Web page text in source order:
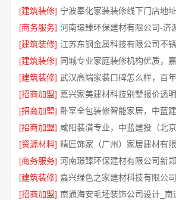
[建筑装修]
[商务服务] 河南璟臻环保建材有限公司-济
[建筑装修]
[建筑装修]
[建筑装修]
[招商加盟] 嘉兴家美建材科技别墅报价透
[招商加盟]
[招商加盟]
[资源材料] 精匠饰家（广州）家居建材有
[商务服务]
[建筑装修]
[招商加盟]